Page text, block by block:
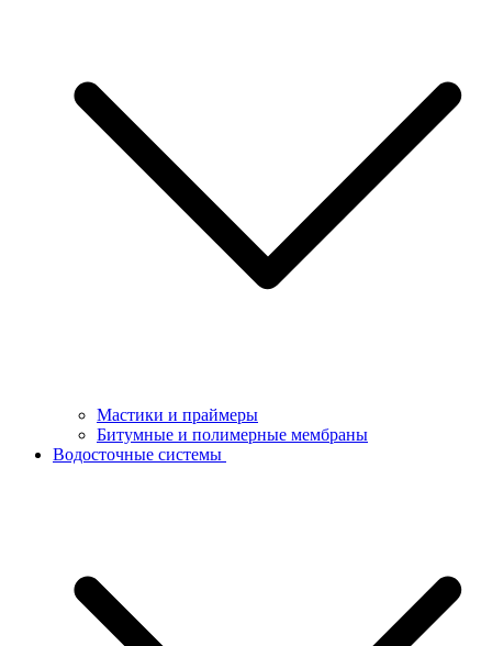
Мастики и праймеры
Битумные и полимерные мембраны
Водосточные системы